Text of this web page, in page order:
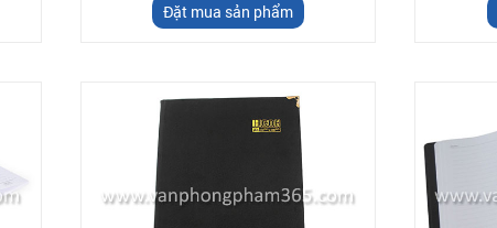
Đặt mua sản phẩm